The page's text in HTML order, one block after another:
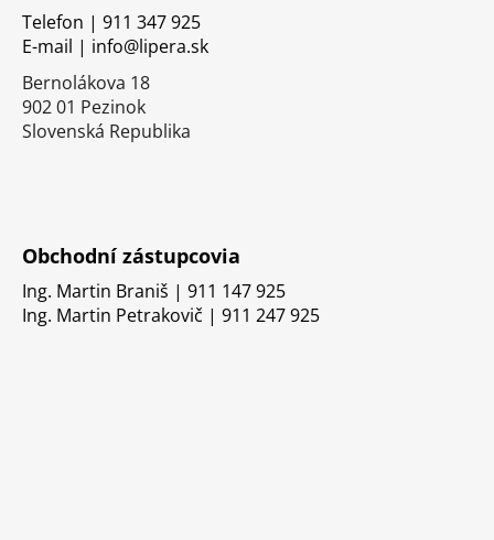
Telefon | 911 347 925
E-mail | info@lipera.sk
Bernolákova 18
902 01 Pezinok
Slovenská Republika
Obchodní zástupcovia
Ing. Martin Braniš | 911 147 925
Ing. Martin Petrakovič | 911 247 925